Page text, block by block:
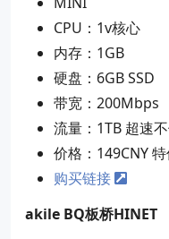
CPU：1v核心
内存：1GB
硬盘：6GB SSD
带宽：200Mbps
流量：1TB 超速
价格：149CNY
购买链接
akile BQ板桥HINET